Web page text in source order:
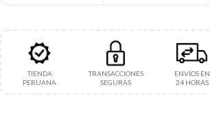
TIENDA
PERUANA
TRANSACCIONES
SEGURAS
ENVÍOS EN
24 HORAS